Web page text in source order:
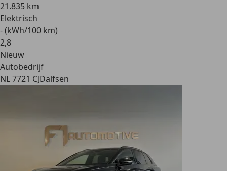
21.835 km
Elektrisch
- (kWh/100 km)
2,8
Nieuw
Autobedrijf
NL 7721 CJDalfsen